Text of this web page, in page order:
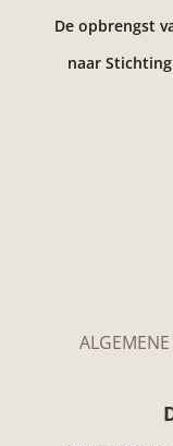
De opbrengst
naar